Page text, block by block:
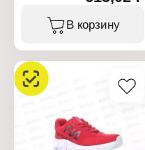
В корзину